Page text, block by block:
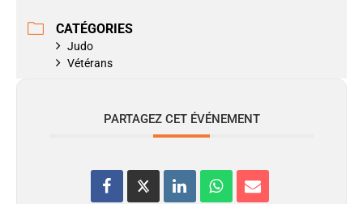
CATÉGORIES
Judo
Vétérans
PARTAGEZ CET ÉVÉNEMENT